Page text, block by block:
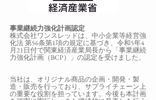
事業継続力強化計画認定
株式会社ワンスレッドは、中小企業等経営強
化法 第56条第1項の規定に基づき、令和5年4
月21日付で関東経済産業局長から「事業継続
力強化計画（BCP）」の認定を受けました。
当社は、オリジナル商品の企画・開発・製
造・販売を行っており、サプライチェーン上
の重要な役割を担っています。今後も本計画